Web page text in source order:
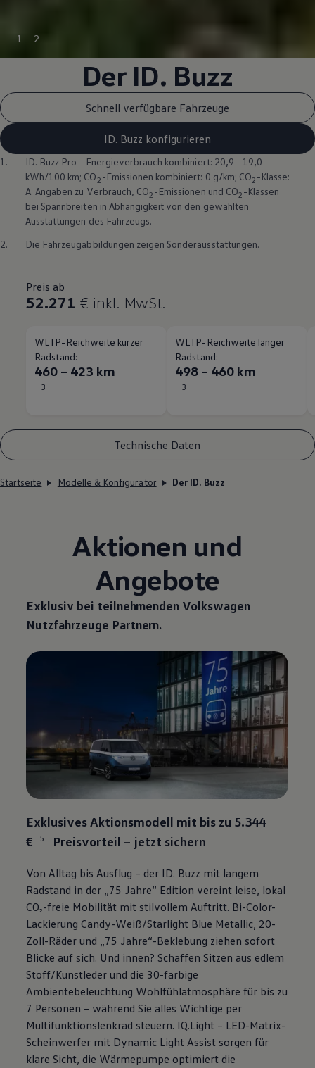
1 2
Der ID. Buzz
Schnell verfügbare Fahrzeuge
ID. Buzz konfigurieren
1. ID. Buzz Pro - Energieverbrauch kombiniert: 20,9 - 19,0
kWh/100 km; CO2 -Emissionen kombiniert: 0 g/km; CO2 -Klasse:
A. Angaben zu Verbrauch, CO2 -Emissionen und CO2 -Klassen
bei Spannbreiten in Abhängigkeit von den gewählten
Ausstattungen des Fahrzeugs.
2.
Die Fahrzeugabbildungen zeigen Sonderausstattungen.
Preis ab
52.271 € inkl. MwSt.
WLTP-Reichweite kurzer
Radstand:
460 – 423 km
3
WLTP-Reichweite langer
Radstand:
498 – 460 km
3
Technische Daten
Startseite Modelle & Konfigurator Der ID. Buzz
Aktionen und
Angebote
Exklusiv bei teilnehmenden Volkswagen
Nutzfahrzeuge Partnern.
Exklusives Aktionsmodell mit bis zu 5.344
€
5 Preisvorteil – jetzt sichern
Von Alltag bis Ausflug – der ID. Buzz mit langem
Radstand in der „75 Jahre“ Edition vereint leise, lokal
CO₂-freie Mobilität mit stilvollem Auftritt. Bi-Color-
Lackierung Candy-Weiß/Starlight Blue Metallic, 20-
Zoll-Räder und „75 Jahre“-Beklebung ziehen sofort
Blicke auf sich. Und innen? Schaffen Sitzen aus edlem
Stoff/Kunstleder und die 30-farbige
Ambientebeleuchtung Wohlfühlatmosphäre für bis zu
7 Personen – während Sie alles Wichtige per
Multifunktionslenkrad steuern. IQ.Light – LED-Matrix-
Scheinwerfer mit Dynamic Light Assist sorgen für
klare Sicht, die Wärmepumpe optimiert die